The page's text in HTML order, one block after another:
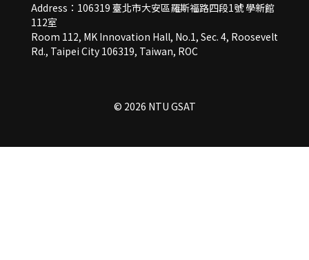
Address：106319 臺北市大安區羅斯福路四段1號 學新館
112室
Room 112, MK Innovation Hall, No.1, Sec. 4, Roosevelt
Rd., Taipei City 106319, Taiwan, ROC
© 2026 NTU GSAT